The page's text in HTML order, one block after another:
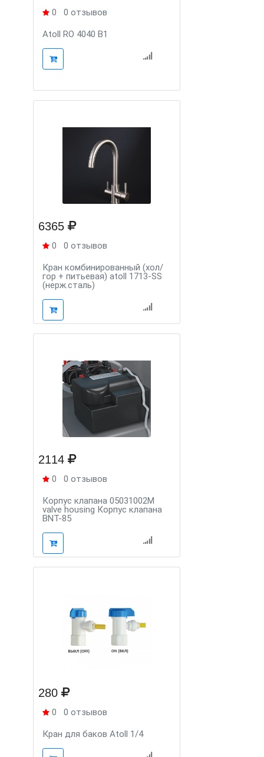
0 0 отзывов
Atoll RO 4040 B1
6365
0 0 отзывов
Кран комбинированный (хол/
гор + питьевая) atoll 1713-SS
(нерж.сталь)
2114
0 0 отзывов
Корпус клапана 05031002M
valve housing Корпус клапана
BNT-85
280
0 0 отзывов
Кран для баков Atoll 1/4